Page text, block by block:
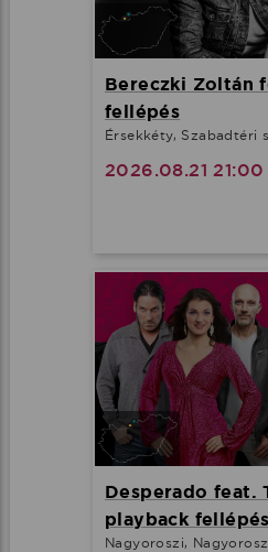
Bereczki Zoltán
fellépés
Érsekkéty, Szabadtéri
2026.08.21 21:00
Desperado feat.
playback fellépés
Nagyoroszi,